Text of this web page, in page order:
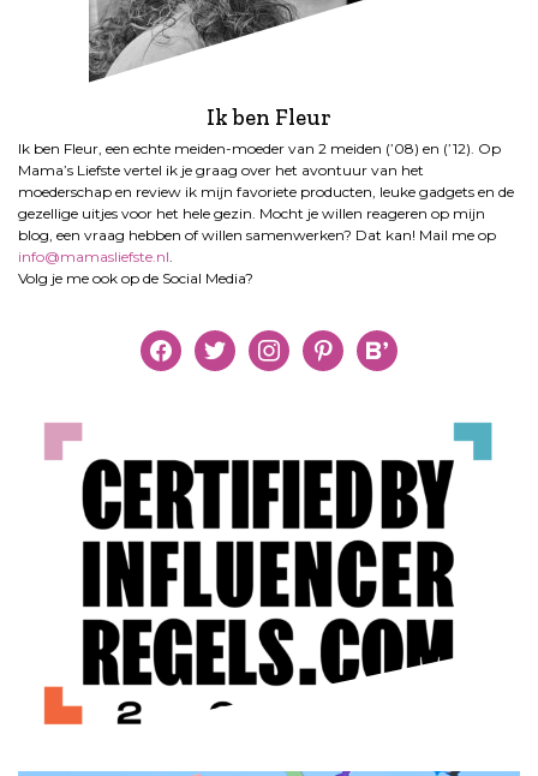
Ik ben Fleur
Ik ben Fleur, een echte meiden-moeder van 2 meiden (’08) en (’12). Op
Mama’s Liefste vertel ik je graag over het avontuur van het
moederschap en review ik mijn favoriete producten, leuke gadgets en de
gezellige uitjes voor het hele gezin. Mocht je willen reageren op mijn
blog, een vraag hebben of willen samenwerken? Dat kan! Mail me op
info@mamasliefste.nl
Volg je me ook op de Social Media?
facebooktwitter instagrampinterestbloglovin